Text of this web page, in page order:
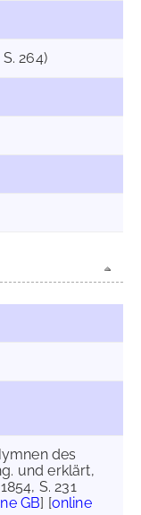
264)
des
und erklärt,
S. 231
GB] [online